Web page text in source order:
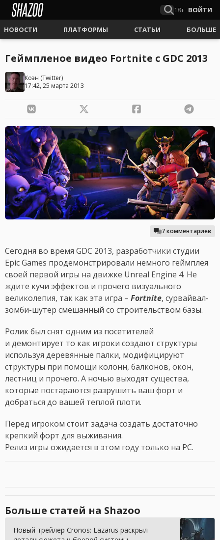
18+ ВОЙТИ
НОВОСТИ ПЛАТФОРМЫ СТАТЬИ БОЛЬШЕ
Геймпленое видео Fortnite с GDC 2013
Коэн (Twitter)
17:42, 25 марта 2013
7 комментариев
Сегодня во время GDC 2013, разработчики студии
Epic Games продемонстрировали немного геймплея
своей первой игры на движке Unreal Engine 4. Не
ждите кучи эффектов и прочего визуального
великолепия, так как эта игра – Fortnite, сурвайвал-
зомби-шутер смешанный со строительством базы.
Ролик был снят одним из посетителей
и демонтирует то как игроки создают структуры
используя деревянные палки, модифицируют
структуры при помощи колонн, балконов, окон,
лестниц и прочего. А ночью выходят существа,
которые постараются разрушить ваш форт и
добраться до вашей теплой плоти.
Перед игроком стоит задача создать достаточно
крепкий форт для выживания.
Релиз игры ожидается в этом году только на PC.
Больше статей на Shazoo
Новый трейлер Cronos: Lazarus раскрыл